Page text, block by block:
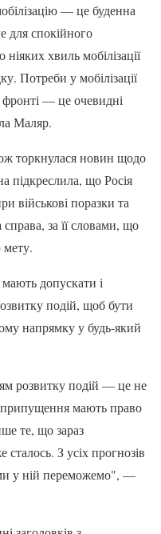
— це буденна
для спокійного
хвиль мобілізації
Потреби у мобілізації
фронті — це очевидні
Маляр.
торкнулася новин щодо
підкреслила, що Росія
військові поразки та
за її словами, що
мету.
допускати і
подій, щоб бути
напрямку у будь-який
розвитку подій — це не
мають право
те, що зараз
сталось. З усіх прогнозів
у ній переможемо", —